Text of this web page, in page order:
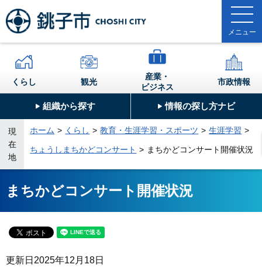
組織から探す 情報の探し方ナビ
くらし 観光
産業・
ビジネス
市政情報
現
在
地
ホーム くらし 教育・生涯学習・スポーツ 生涯学習
ちょうしまちかどコンサート まちかどコンサート開催状況
まちかどコンサート開催状況
更新日 2025年12月18日